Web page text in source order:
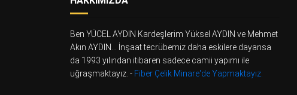
Ben YÜCEL AYDIN Kardeşlerim Yüksel AYDIN ve Mehmet
Akın AYDIN... İnşaat tecrübemiz daha eskilere dayansa
da 1993 yılından itibaren sadece camii yapımı ile
uğraşmaktayız. - Fiber Çelik Minare'de Yapmaktayız.